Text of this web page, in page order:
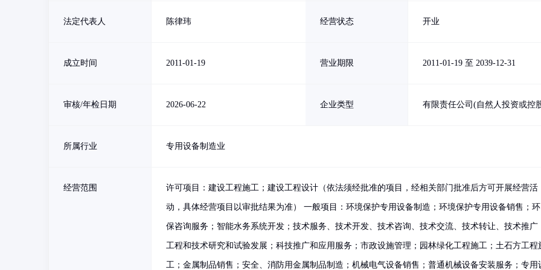
法定代表人 陈律玮 经营状态 开业
成立时间 2011-01-19 营业期限 2011-01-19 至 2039-12-31
审核/年检日期 2026-06-22 企业类型 有限责任公司(自然人投资或控
所属行业 专用设备制造业
经营范围 许可项目：建设工程施工；建设工程设计（依法须经批准的项目，经相关部门批准后方可开展经营活
动，具体经营项目以审批结果为准） 一般项目：环境保护专用设备制造；环境保护专用设备销售；环
保咨询服务；智能水务系统开发；技术服务、技术开发、技术咨询、技术交流、技术转让、技术推广
工程和技术研究和试验发展；科技推广和应用服务；市政设施管理；园林绿化工程施工；土石方工程
工；金属制品销售；安全、消防用金属制品制造；机械电气设备销售；普通机械设备安装服务；专用